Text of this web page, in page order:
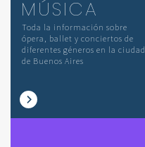
MÚSICA
Toda la información sobre
ópera, ballet y conciertos de
diferentes géneros en la ciudad
de Buenos Aires